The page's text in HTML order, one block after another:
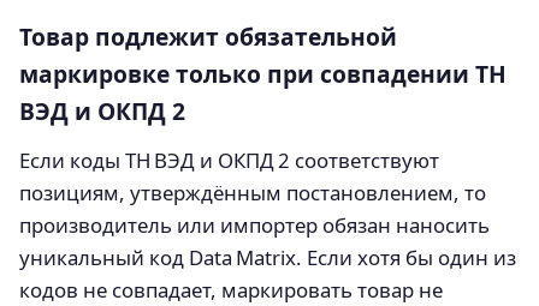
Товар подлежит обязательной
маркировке только при совпадении ТН
ВЭД и ОКПД 2
Если коды ТН ВЭД и ОКПД 2 соответствуют
позициям, утверждённым постановлением, то
производитель или импортер обязан наносить
уникальный код Data Matrix. Если хотя бы один из
кодов не совпадает, маркировать товар не